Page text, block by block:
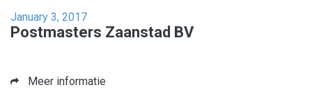
January 3, 2017
Postmasters Zaanstad BV
Meer informatie